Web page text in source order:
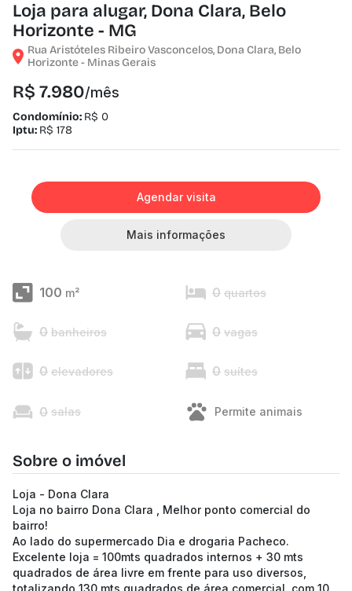
Loja para alugar, Dona Clara, Belo
Horizonte - MG
Rua Aristóteles Ribeiro Vasconcelos, Dona Clara, Belo
Horizonte - Minas Gerais
R$ 7.980/mês
Condomínio: R$ 0
Iptu: R$ 178
Agendar visita
Mais informações
100 m² 0 quartos
0 banheiros 0 vagas
0 elevadores 0 suítes
0 salas Permite animais
Sobre o imóvel
Loja - Dona Clara
Loja no bairro Dona Clara , Melhor ponto comercial do
bairro!
Ao lado do supermercado Dia e drogaria Pacheco.
Excelente loja = 100mts quadrados internos + 30 mts
quadrados de área livre em frente para uso diversos,
totalizando 130 mts quadrados de área comercial, com 10